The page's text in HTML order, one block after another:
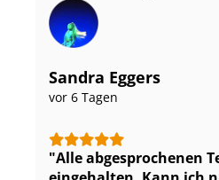
Sandra Eggers
vor 6 Tagen
Alle abgesprochenen